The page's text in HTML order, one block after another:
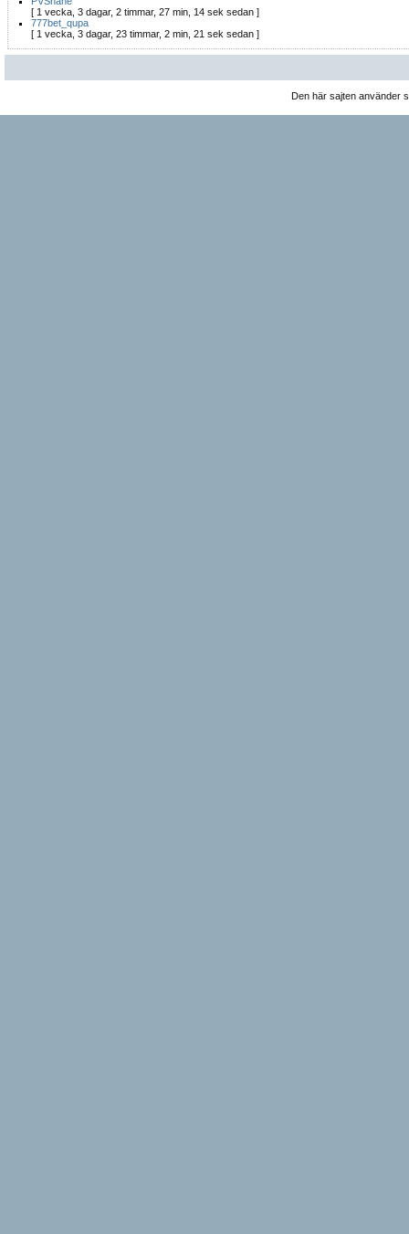
[ 1 vecka, 3 dagar, 2 timmar, 27 min, 14 sek sedan ]
777bet_qupa
[ 1 vecka, 3 dagar, 23 timmar, 2 min, 21 sek sedan ]
Den här sajten använder